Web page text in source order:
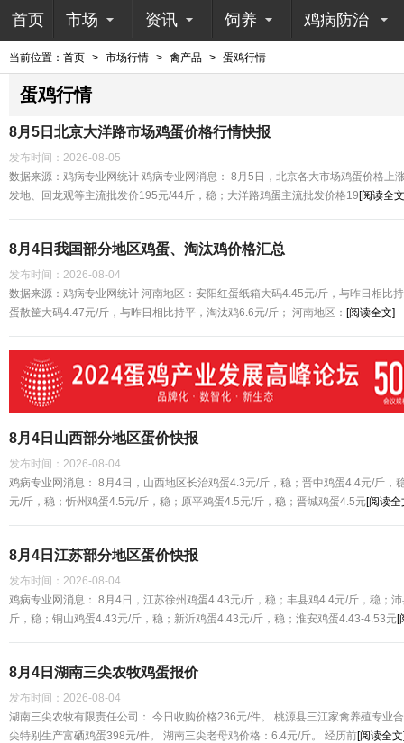
首页 市场 资讯 饲养 鸡病防治
当前位置： 首页 > 市场行情 > 禽产品 > 蛋鸡行情
蛋鸡行情
8月5日北京大洋路市场鸡蛋价格行情快报
发布时间： 2026-08-05
数据来源：鸡病专业网统计 鸡病专业网消息： 8月5日，北京各大市场鸡蛋价格上
发地、回龙观等主流批发价195元/44斤，稳；大洋路鸡蛋主流批发价格19[阅读全
8月4日我国部分地区鸡蛋、淘汰鸡价格汇总
发布时间： 2026-08-04
数据来源：鸡病专业网统计 河南地区：安阳红蛋纸箱大码4.45元/斤，与昨日相比
蛋散筐大码4.47元/斤，与昨日相比持平，淘汰鸡6.6元/斤； 河南地区： [阅读全文]
8月4日山西部分地区蛋价快报
发布时间： 2026-08-04
鸡病专业网消息： 8月4日，山西地区长治鸡蛋4.3元/斤，稳；晋中鸡蛋4.4元/斤，
元/斤，稳；忻州鸡蛋4.5元/斤，稳；原平鸡蛋4.5元/斤，稳；晋城鸡蛋4.5元[阅读全
8月4日江苏部分地区蛋价快报
发布时间： 2026-08-04
鸡病专业网消息： 8月4日，江苏徐州鸡蛋4.43元/斤，稳；丰县鸡4.4元/斤，稳；
斤，稳；铜山鸡蛋4.43元/斤，稳；新沂鸡蛋4.43元/斤，稳；淮安鸡蛋4.43-4.53元[
8月4日湖南三尖农牧鸡蛋报价
发布时间： 2026-08-04
湖南三尖农牧有限责任公司： 今日收购价格236元/件。 桃源县三江家禽养殖专业
尖特别生产富硒鸡蛋398元/件。 湖南三尖老母鸡价格：6.4元/斤。 经历前[阅读全